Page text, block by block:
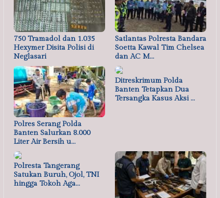
750 Tramadol dan 1.035
Hexymer Disita Polisi di
Neglasari
Satlantas Polresta Bandara
Soetta Kawal Tim Chelsea
dan AC M…
Polres Serang Polda
Banten Salurkan 8.000
Liter Air Bersih u…
Ditreskrimum Polda
Banten Tetapkan Dua
Tersangka Kasus Aksi …
Polresta Tangerang
Satukan Buruh, Ojol, TNI
hingga Tokoh Aga…